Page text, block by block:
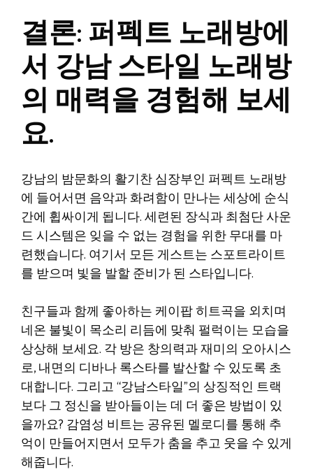
결론: 퍼펙트 노래방에
서 강남 스타일 노래방
의 매력을 경험해 보세
요.
강남의 밤문화의 활기찬 심장부인 퍼펙트 노래방
에 들어서면 음악과 화려함이 만나는 세상에 순식
간에 휩싸이게 됩니다. 세련된 장식과 최첨단 사운
드 시스템은 잊을 수 없는 경험을 위한 무대를 마
련했습니다. 여기서 모든 게스트는 스포트라이트
를 받으며 빛을 발할 준비가 된 스타입니다.
친구들과 함께 좋아하는 케이팝 히트곡을 외치며
네온 불빛이 목소리 리듬에 맞춰 펄럭이는 모습을
상상해 보세요. 각 방은 창의력과 재미의 오아시스
로, 내면의 디바나 록스타를 발산할 수 있도록 초
대합니다. 그리고 “강남스타일”의 상징적인 트랙
보다 그 정신을 받아들이는 데 더 좋은 방법이 있
을까요? 감염성 비트는 공유된 멜로디를 통해 추
억이 만들어지면서 모두가 춤을 추고 웃을 수 있게
해줍니다.